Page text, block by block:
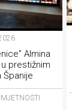
Almina
prestižnim
Španije